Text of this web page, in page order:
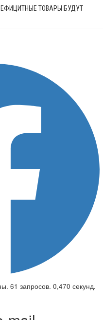
ТОВАРЫ БУДУТ
61 запросов. 0,470 секунд.